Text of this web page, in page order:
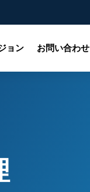
ョン お問い合わせ